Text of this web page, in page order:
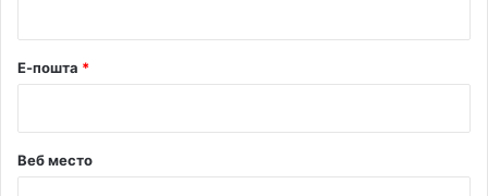
Е-пошта *
Веб место